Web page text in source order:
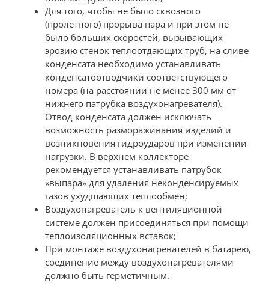
Для того, чтобы не было сквозного
(пролетного) прорыва пара и при этом не
было больших скоростей, вызывающих
эрозию стенок теплоотдающих труб, на сливе
конденсата необходимо устанавливать
конденсатоотводчики соответствующего
номера (на расстоянии не менее 300 мм от
нижнего патрубка воздухонагревателя).
Отвод конденсата должен исключать
возможность размораживания изделий и
возникновения гидроударов при изменении
нагрузки. В верхнем коллекторе
рекомендуется устанавливать патрубок
«выпара» для удаления неконденсируемых
газов ухудшающих теплообмен;
Воздухонагреватель к вентиляционной
системе должен присоединяться при помощи
теплоизоляционных вставок;
При монтаже воздухонагревателей в батарею,
соединение между воздухонагревателями
должно быть герметичным.